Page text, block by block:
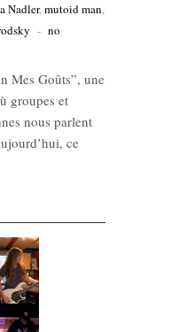
Nadler,mutoid man,
- no
Mes Goûts”, une
groupes et
nous parlent
ce